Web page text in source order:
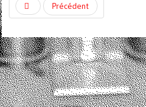
Précédent